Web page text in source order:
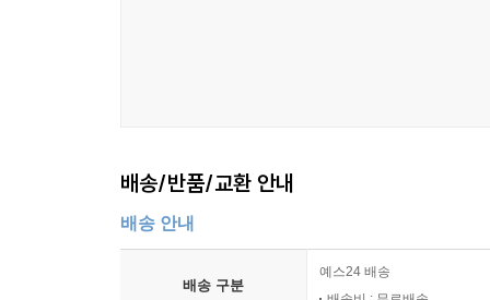
3. 법화종의 활약 _ 161
4. 정중의 법화신앙 _ 162
5. 닛신의 활약 _ 165
배송/반품/교환 안내
배송 안내
배송 구분
예스24 배송